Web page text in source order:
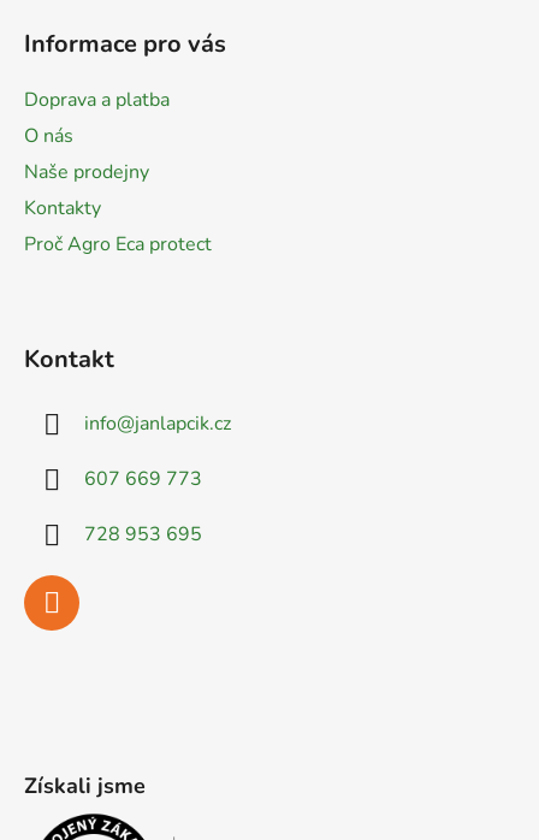
Informace pro vás
Doprava a platba
O nás
Naše prodejny
Kontakty
Proč Agro Eca protect
Kontakt
info@janlapcik.cz
607 669 773
728 953 695
Získali jsme